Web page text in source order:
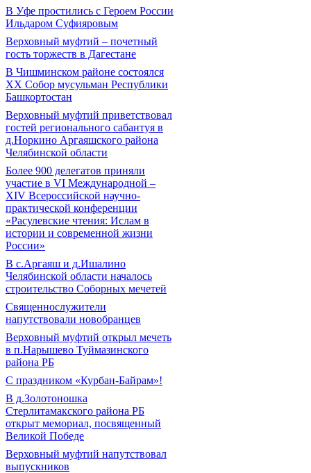
В Уфе простились с Героем России
Ильдаром Суфияровым
Верховный муфтий – почетный
гость торжеств в Дагестане
В Чишминском районе состоялся
XX Собор мусульман Республики
Башкортостан
Верховный муфтий приветствовал
гостей регионального сабантуя в
д.Норкино Аргаяшского района
Челябинской области
Более 900 делегатов приняли
участие в VI Международной –
ХIV Всероссийской научно-
практической конференции
«Расулевские чтения: Ислам в
истории и современной жизни
России»
В с.Аргаяш и д.Ишалино
Челябинской области началось
строительство Соборных мечетей
Священнослужители
напутствовали новобранцев
Верховный муфтий открыл мечеть
в п.Нарышево Туймазинского
района РБ
С праздником «Курбан-Байрам»!
В д.Золотоношка
Стерлитамакского района РБ
открыт мемориал, посвященный
Великой Победе
Верховный муфтий напутствовал
выпускников